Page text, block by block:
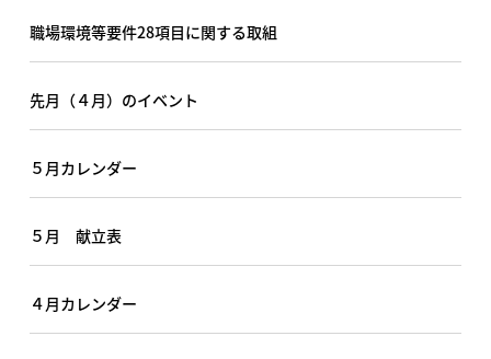
職場環境等要件28項目に関する取組
先月（４月）のイベント
５月カレンダー
５月 献立表
４月カレンダー